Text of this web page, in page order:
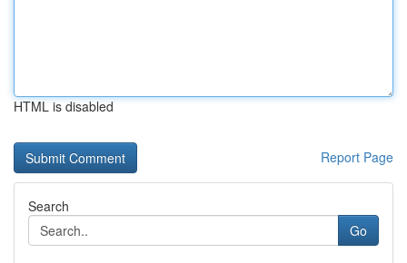
HTML is disabled
Report Page
Search
Go